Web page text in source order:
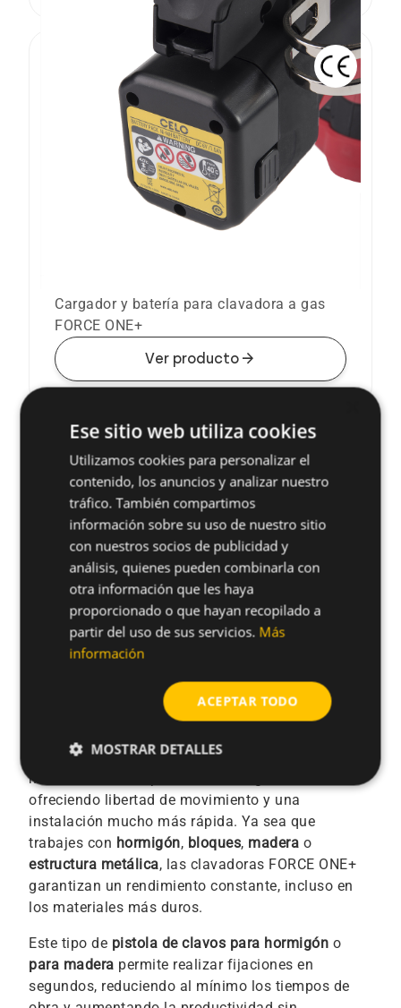
Cargador y batería para clavadora a gas
FORCE ONE+
Ver productoarrow_forward
Descubre la potencia y
velocidad de nuestras
clavadoras a gas: una solución
sin cables ni compresores que
transforma tu instalación en
hormigón, acero o madera en una
tarea rápida y precisa.
clavadoras a gas de CELOestán diseñadas
para quienes buscanmáxima eficiencia en la
disparo por gas, estas herramientas eliminan la
necesidad de compresores o mangueras,
ofreciendo libertad de movimiento y una
instalación mucho más rápida. Ya sea que
trabajes con hormigón, bloques, madera o
estructura metálica, las clavadoras FORCE ONE+
garantizan un rendimiento constante, incluso en
los materiales más duros.
Este tipo de pistola de clavos para hormigón o
para madera permite realizar fijaciones en
segundos, reduciendo al mínimo los tiempos de
Ese sitio web utiliza cookies
Utilizamos cookies para personalizar el
contenido, los anuncios y analizar nuestro
tráfico. También compartimos
información sobre su uso de nuestro sitio
con nuestros socios de publicidad y
análisis, quienes pueden combinarla con
otra información que les haya
proporcionado o que hayan recopilado a
partir del uso de sus servicios. Más
información
ACEPTAR TODO
MOSTRAR DETALLES